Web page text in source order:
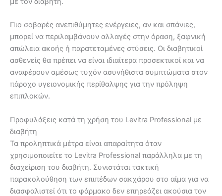
Πιο σοβαρές ανεπιθύμητες ενέργειες, αν και σπάνιες,
μπορεί να περιλαμβάνουν αλλαγές στην όραση, ξαφνική
απώλεια ακοής ή παρατεταμένες στύσεις. Οι διαβητικοί
ασθενείς θα πρέπει να είναι ιδιαίτερα προσεκτικοί και να
αναφέρουν αμέσως τυχόν ασυνήθιστα συμπτώματα στον
πάροχο υγειονομικής περίθαλψης για την πρόληψη
επιπλοκών.
Προφυλάξεις κατά τη χρήση του Levitra Professional με
διαβήτη
Τα προληπτικά μέτρα είναι απαραίτητα όταν
χρησιμοποιείτε το Levitra Professional παράλληλα με τη
διαχείριση του διαβήτη. Συνιστάται τακτική
παρακολούθηση των επιπέδων σακχάρου στο αίμα για να
διασφαλιστεί ότι το φάρμακο δεν επηρεάζει ακούσια τον